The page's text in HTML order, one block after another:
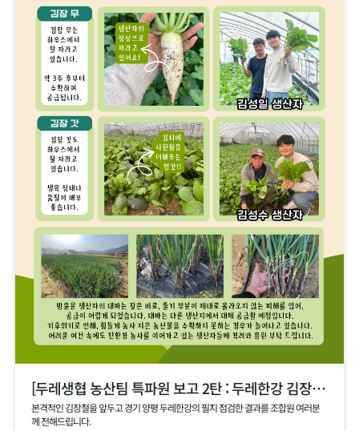
[두레생협 농산팀 특파원 보고 2탄 : 두레한강 김장 채소 필지 점검 현황 공유]
본격적인 김장철을 앞두고 경기 양평 두레한강의 필지 점검한 결과를 조합원 여러분
께 전해드립니다.